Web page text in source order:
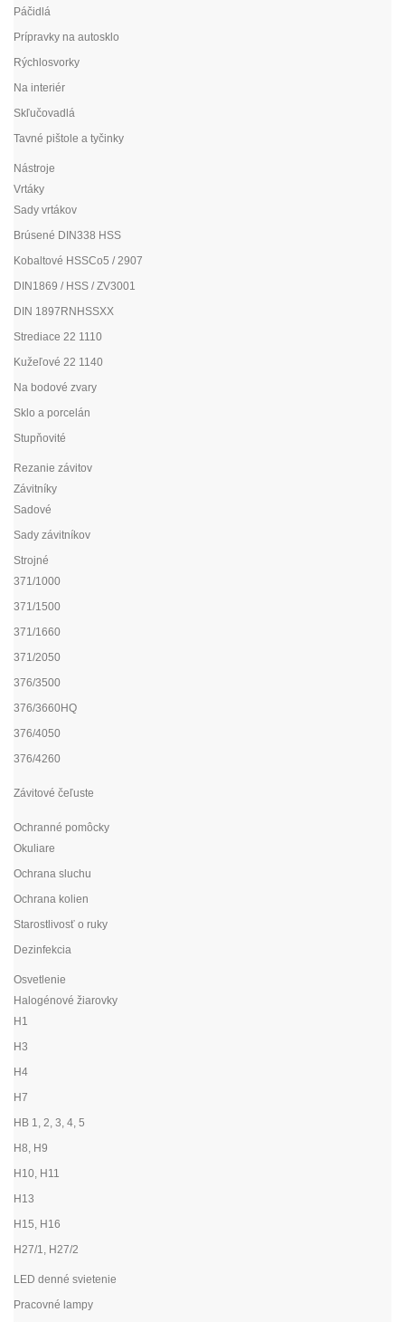
Páčidlá
Prípravky na autosklo
Rýchlosvorky
Na interiér
Skľučovadlá
Tavné pištole a tyčinky
Nástroje
Vrtáky
Sady vrtákov
Brúsené DIN338 HSS
Kobaltové HSSCo5 / 2907
DIN1869 / HSS / ZV3001
DIN 1897RNHSSXX
Strediace 22 1110
Kužeľové 22 1140
Na bodové zvary
Sklo a porcelán
Stupňovité
Rezanie závitov
Závitníky
Sadové
Sady závitníkov
Strojné
371/1000
371/1500
371/1660
371/2050
376/3500
376/3660HQ
376/4050
376/4260
Závitové čeľuste
Ochranné pomôcky
Okuliare
Ochrana sluchu
Ochrana kolien
Starostlivosť o ruky
Dezinfekcia
Osvetlenie
Halogénové žiarovky
H1
H3
H4
H7
HB 1, 2, 3, 4, 5
H8, H9
H10, H11
H13
H15, H16
H27/1, H27/2
LED denné svietenie
Pracovné lampy